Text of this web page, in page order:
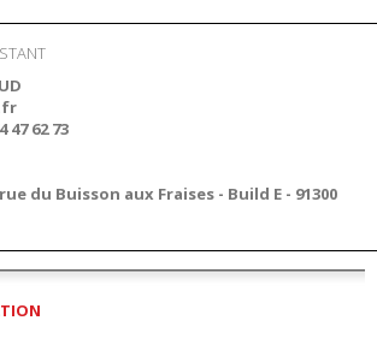
47 62 73
du Buisson aux Fraises - Build E - 91300